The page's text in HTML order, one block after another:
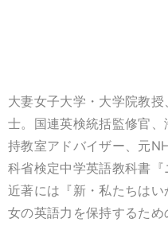
大妻女子大学・大学院教
士。国連英検統括監修官
持教室アドバイザー、元
科省検定中学英語教科書『
近著には『新・私たちは
女の英語力を保持するた